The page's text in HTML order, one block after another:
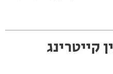
קייטרינג